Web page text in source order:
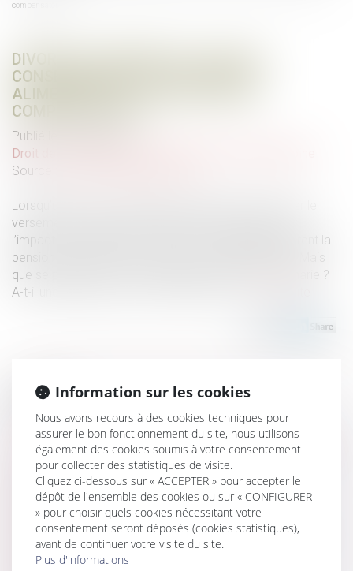
compensatoire ?
DIVORCE ET REMARIAGE : QUELLES
CONSÉQUENCES SUR LA PENSION
ALIMENTAIRE ET LA PRESTATION
COMPENSATOIRE ?
Publié le :
Droit de la famille, des personnes et de leur patrimoine
Source :
Lorsqu’un divorce est prononcé, le juge peut imposer le
versement de sommes d’argent afin de compenser
l’impact de la séparation. Parmi ces obligations figurent la
pension alimentaire et la prestation compensatoire. Mais
que se passe-t-il si l’un des anciens conjoints se remarie ?
A-t-il une incidence sur ces versements ?...
Historique
Le droit d'affichage du CSE
Servitude et donation-partage : quand l’indivision ne suffit
pas !
Mesure de placement provisoire : précision sur le
décompte des délais de procédure !
Droit d’option : l’indemnité d’occupation prend effet dès
l’expiration du bail initialement renouvelé
Information sur les cookies
Nous avons recours à des cookies techniques pour
assurer le bon fonctionnement du site, nous utilisons
également des cookies soumis à votre consentement
pour collecter des statistiques de visite.
Cliquez ci-dessous sur « ACCEPTER » pour accepter le
dépôt de l'ensemble des cookies ou sur « CONFIGURER
» pour choisir quels cookies nécessitant votre
consentement seront déposés (cookies statistiques),
avant de continuer votre visite du site.
Plus d'informations